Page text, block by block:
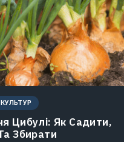
Цибулі: Як Садити,
Збирати